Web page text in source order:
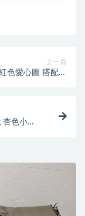
上一篇
色愛心圖 搭配黑
色小羊